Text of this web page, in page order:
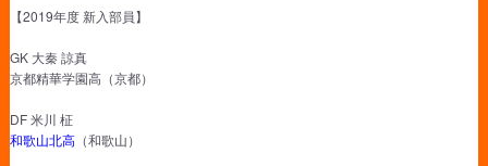
【2019年度 新入部員】
GK 大秦 諒真
京都精華学園高（京都）
DF 米川 柾
和歌山北高（和歌山）